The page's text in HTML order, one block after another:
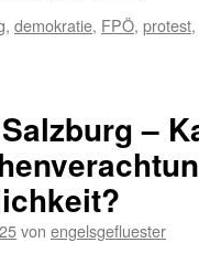
, demokratie, FPÖ, protest,
–
von engelsgefluester